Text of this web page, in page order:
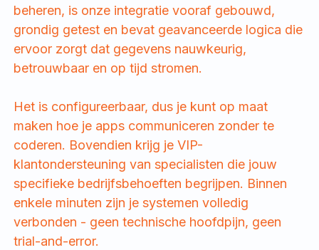
beheren, is onze integratie vooraf gebouwd,
grondig getest en bevat geavanceerde logica die
ervoor zorgt dat gegevens nauwkeurig,
betrouwbaar en op tijd stromen.
Het is configureerbaar, dus je kunt op maat
maken hoe je apps communiceren zonder te
coderen. Bovendien krijg je VIP-
klantondersteuning van specialisten die jouw
specifieke bedrijfsbehoeften begrijpen. Binnen
enkele minuten zijn je systemen volledig
verbonden - geen technische hoofdpijn, geen
trial-and-error.